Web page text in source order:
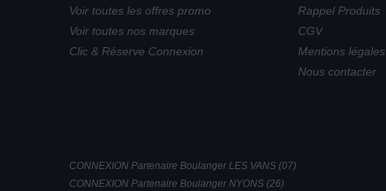
Voir toutes les offres promo
Voir toutes nos marques
Clic & Réserve Connexion
Rappel Produits
CGV
Mentions légales
Nous contacter
CONNEXION Partenaire Boulanger LES VANS (07)
CONNEXION Partenaire Boulanger NYONS (26)